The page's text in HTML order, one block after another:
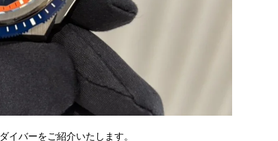
バーをご紹介いたします。